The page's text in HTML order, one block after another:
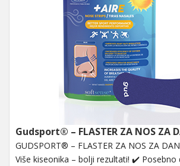
Gudsport® – FLASTER ZA NOS ZA
GUDSPORT® – FLASTER ZA NOS ZA
Više kiseonika – bolji rezultati! ✔️ Posebno